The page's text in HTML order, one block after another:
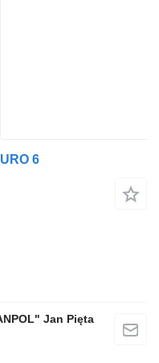
6
Jan Pięta